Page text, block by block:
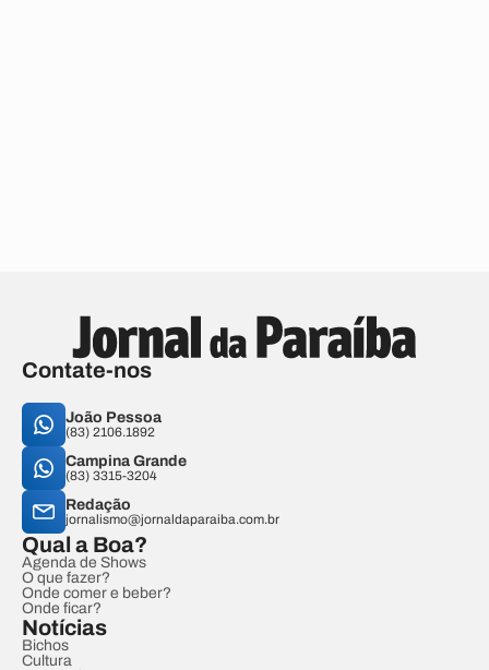
Contate-nos
João Pessoa
(83) 2106.1892
Campina Grande
(83) 3315-3204
Redação
jornalismo@jornaldaparaiba.com.br
Qual a Boa?
Agenda de Shows
O que fazer?
Onde comer e beber?
Onde ficar?
Notícias
Bichos
Cultura